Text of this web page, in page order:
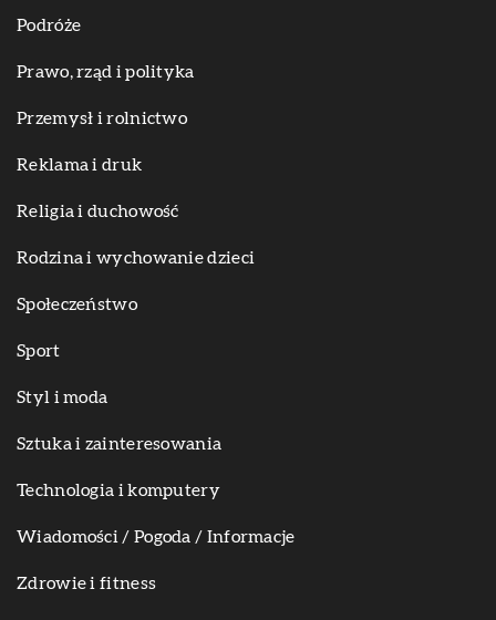
Podróże
Prawo, rząd i polityka
Przemysł i rolnictwo
Reklama i druk
Religia i duchowość
Rodzina i wychowanie dzieci
Społeczeństwo
Sport
Styl i moda
Sztuka i zainteresowania
Technologia i komputery
Wiadomości / Pogoda / Informacje
Zdrowie i fitness